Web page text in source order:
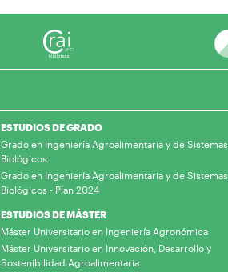
ESTUDIOS DE GRADO
Grado en Ingeniería Agroalimentaria y de Sistemas
Biológicos
Grado en Ingeniería Agroalimentaria y de Sistemas
Biológicos - Plan 2024
ESTUDIOS DE MÁSTER
Máster Universitario en Ingeniería Agronómica
Máster Universitario en Innovación, Desarrollo y
Sostenibilidad Agroalimentaria